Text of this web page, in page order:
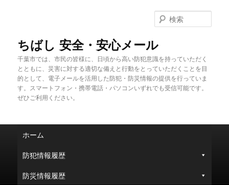
ちばし 安全・安心メール
千葉市では、市民の皆様に、日頃から高い防犯意識を持っていただく
とともに、災害に対する適切な備えと行動をとっていただくことを目
的として、電子メールを活用した防犯・防災情報の提供を行っていま
す。スマートフォン・携帯電話・パソコンいずれでも受信可能です。
ぜひご利用ください。
索
ホーム
防犯情報履歴
防災情報履歴